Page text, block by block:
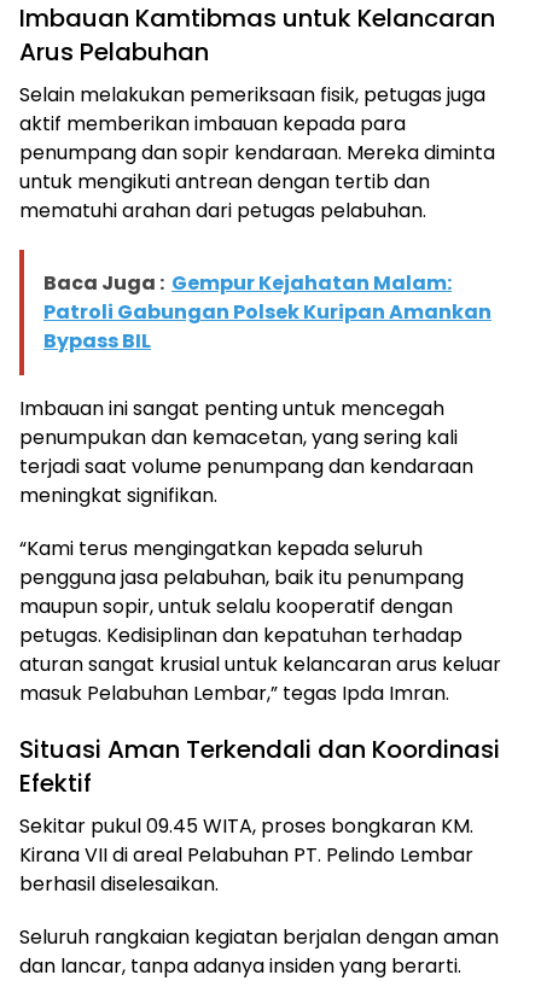
Imbauan Kamtibmas untuk Kelancaran
Arus Pelabuhan
Selain melakukan pemeriksaan fisik, petugas juga
aktif memberikan imbauan kepada para
penumpang dan sopir kendaraan. Mereka diminta
untuk mengikuti antrean dengan tertib dan
mematuhi arahan dari petugas pelabuhan.
Baca Juga : Gempur Kejahatan Malam:
Patroli Gabungan Polsek Kuripan Amankan
Bypass BIL
Imbauan ini sangat penting untuk mencegah
penumpukan dan kemacetan, yang sering kali
terjadi saat volume penumpang dan kendaraan
meningkat signifikan.
“Kami terus mengingatkan kepada seluruh
pengguna jasa pelabuhan, baik itu penumpang
maupun sopir, untuk selalu kooperatif dengan
petugas. Kedisiplinan dan kepatuhan terhadap
aturan sangat krusial untuk kelancaran arus keluar
masuk Pelabuhan Lembar,” tegas Ipda Imran.
Situasi Aman Terkendali dan Koordinasi
Efektif
Sekitar pukul 09.45 WITA, proses bongkaran KM.
Kirana VII di areal Pelabuhan PT. Pelindo Lembar
berhasil diselesaikan.
Seluruh rangkaian kegiatan berjalan dengan aman
dan lancar, tanpa adanya insiden yang berarti.